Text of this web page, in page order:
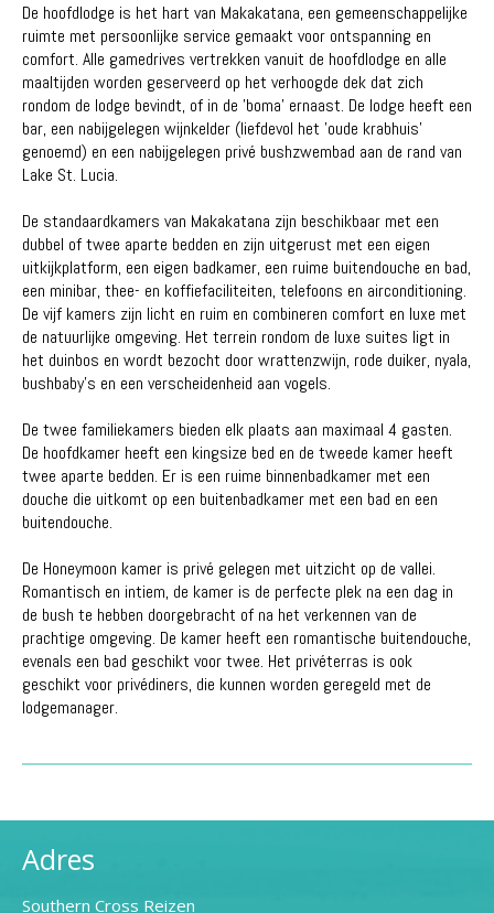
De hoofdlodge is het hart van Makakatana, een gemeenschappelijke
ruimte met persoonlijke service gemaakt voor ontspanning en
comfort. Alle gamedrives vertrekken vanuit de hoofdlodge en alle
maaltijden worden geserveerd op het verhoogde dek dat zich
rondom de lodge bevindt, of in de 'boma' ernaast. De lodge heeft een
bar, een nabijgelegen wijnkelder (liefdevol het 'oude krabhuis'
genoemd) en een nabijgelegen privé bushzwembad aan de rand van
Lake St. Lucia.
De standaardkamers van Makakatana zijn beschikbaar met een
dubbel of twee aparte bedden en zijn uitgerust met een eigen
uitkijkplatform, een eigen badkamer, een ruime buitendouche en bad,
een minibar, thee- en koffiefaciliteiten, telefoons en airconditioning.
De vijf kamers zijn licht en ruim en combineren comfort en luxe met
de natuurlijke omgeving. Het terrein rondom de luxe suites ligt in
het duinbos en wordt bezocht door wrattenzwijn, rode duiker, nyala,
bushbaby's en een verscheidenheid aan vogels.
De twee familiekamers bieden elk plaats aan maximaal 4 gasten.
De hoofdkamer heeft een kingsize bed en de tweede kamer heeft
twee aparte bedden. Er is een ruime binnenbadkamer met een
douche die uitkomt op een buitenbadkamer met een bad en een
buitendouche.
De Honeymoon kamer is privé gelegen met uitzicht op de vallei.
Romantisch en intiem, de kamer is de perfecte plek na een dag in
de bush te hebben doorgebracht of na het verkennen van de
prachtige omgeving. De kamer heeft een romantische buitendouche,
evenals een bad geschikt voor twee. Het privéterras is ook
geschikt voor privédiners, die kunnen worden geregeld met de
lodgemanager.
Adres
Southern Cross Reizen